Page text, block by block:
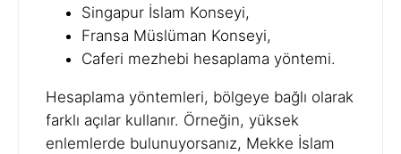
Singapur İslam Konseyi,
Fransa Müslüman Konseyi,
Caferi mezhebi hesaplama yöntemi.
Hesaplama yöntemleri, bölgeye bağlı olarak
farklı açılar kullanır. Örneğin, yüksek
enlemlerde bulunuyorsanız, Mekke İslam